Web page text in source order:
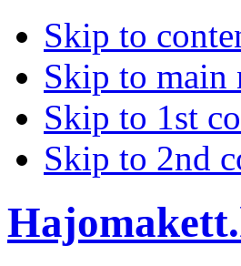
Skip to
Skip to main
Skip to 1st
Skip to 2nd